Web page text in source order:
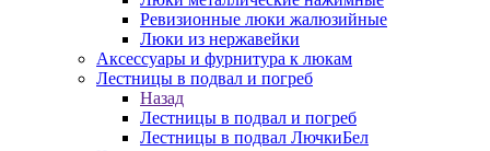
Ревизионные люки жалюзийные
Люки из нержавейки
Аксессуары и фурнитура к люкам
Лестницы в подвал и погреб
Назад
Лестницы в подвал и погреб
Лестницы в подвал ЛючкиБел